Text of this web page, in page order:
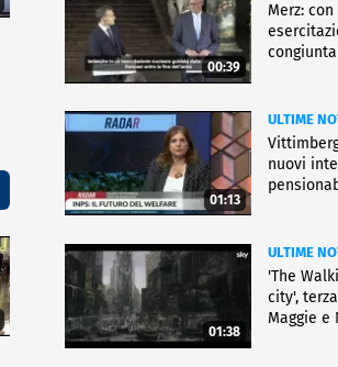
00:39
Merz:
01:13
ULTIME
nuovi
01:38
ULTIME
'The
city',
Maggie e